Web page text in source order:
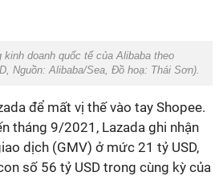
kinh doanh quốc tế của Alibaba theo
Nguồn:Alibaba/Sea, Đồ hoạ: Thái Sơn).
để mất vị thế vào tay Shopee.
tháng 9/2021, Lazada ghi nhận
dịch (GMV) ở mức 21 tỷ USD,
số 56 tỷ USD trong cùng kỳ của